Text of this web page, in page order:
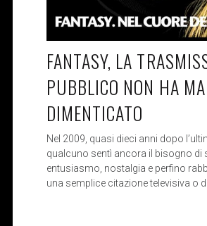
FANTASY, LA
PUBBLICO NON HA
DIMENTICATO
Nel 2009, quasi dieci anni dopo
qualcuno sentì ancora il bisogno di
entusiasmo, nostalgia e perfino
una semplice citazione televisiva o